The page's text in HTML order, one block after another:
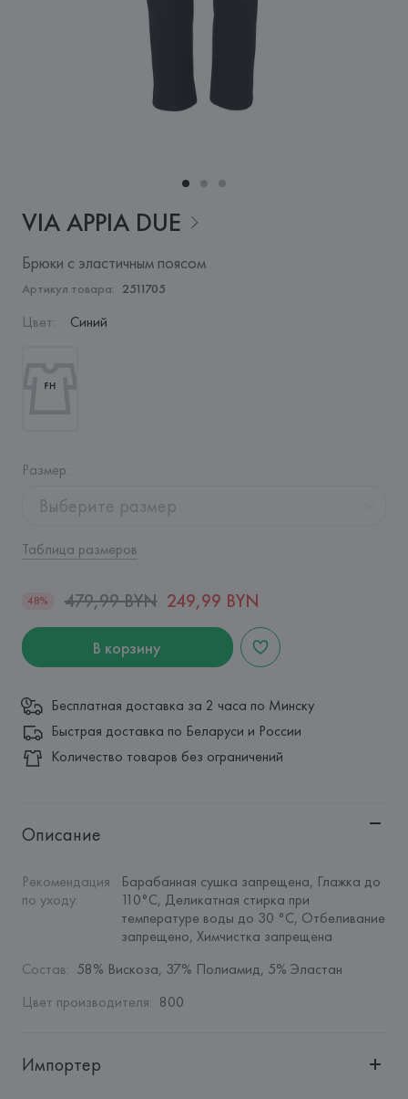
VIA APPIA DUE
Брюки с эластичным поясом
Артикул товара: 2511705
Цвет: Синий
Размер:
Выберите размер
Таблица размеров
48% 479,99 BYN 249,99 BYN
В корзину
Бесплатная доставка за 2 часа по Минску
Быстрая доставка по Беларуси и России
Количество товаров без ограничений
Описание
Рекомендация
по уходу:
Барабанная сушка запрещена, Глажка до
110°C, Деликатная стирка при
температуре воды до 30 °C, Отбеливание
запрещено, Химчистка запрещена
Состав: 58% Вискоза, 37% Полиамид, 5% Эластан
Цвет производителя: 800
Импортер